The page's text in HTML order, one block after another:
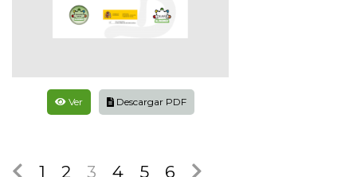
Ver Descargar PDF
1 2 3 4 5 6